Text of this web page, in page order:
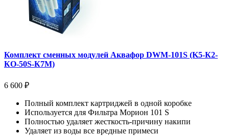
Комплект сменных модулей Аквафор DWM-101S (K5-К2-
КО-50S-К7М)
6 600 ₽
Полный комплект картриджей в одной коробке
Используется для Фильтра Морион 101 S
Полностью удаляет жесткость-причину накипи
Удаляет из воды все вредные примеси